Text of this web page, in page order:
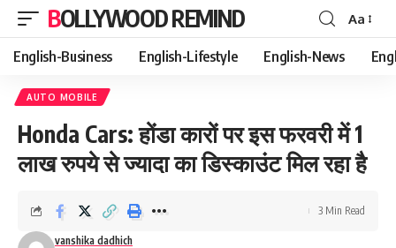
BOLLYWOOD REMIND
Font
Resizer
Aa
English-Business English-Lifestyle English-News
AUTO MOBILE
Honda Cars: होंडा कारों पर इस फरवरी में 1
लाख रुपये से ज्यादा का डिस्काउंट मिल रहा है
vanshika dadhich
3 Min Read